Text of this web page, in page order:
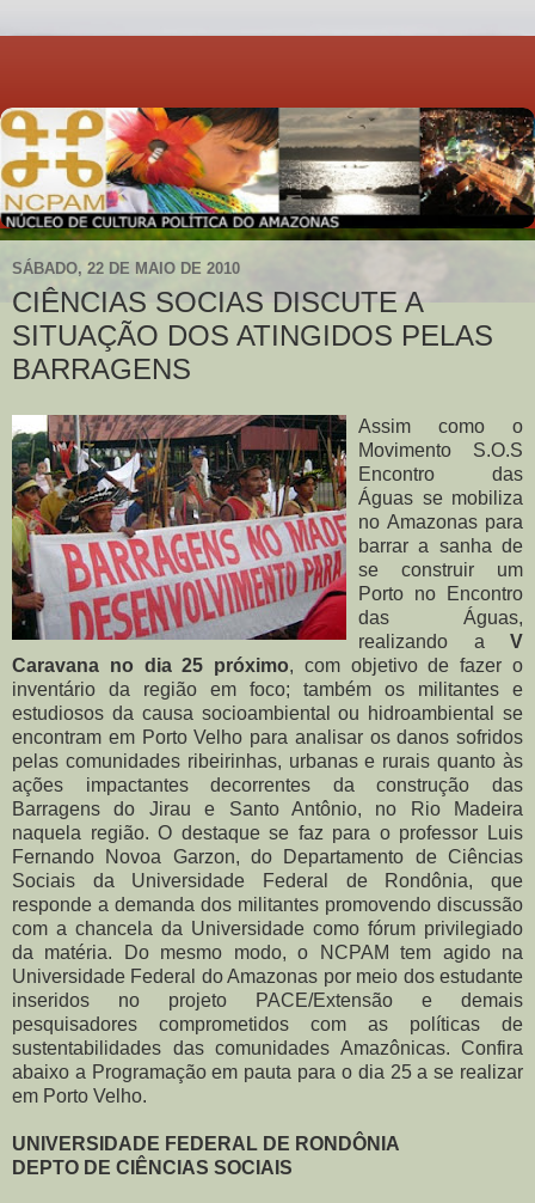
SÁBADO, 22 DE MAIO DE 2010
CIÊNCIAS SOCIAS DISCUTE A
SITUAÇÃO DOS ATINGIDOS PELAS
BARRAGENS
Assim como o
Movimento S.O.S
Encontro das
Águas se mobiliza
no Amazonas para
barrar a sanha de
se construir um
Porto no Encontro
das Águas,
realizando a V
Caravana no dia 25 próximo, com objetivo de fazer o
inventário da região em foco; também os militantes e
estudiosos da causa socioambiental ou hidroambiental se
encontram em Porto Velho para analisar os danos sofridos
pelas comunidades ribeirinhas, urbanas e rurais quanto às
ações impactantes decorrentes da construção das
Barragens do Jirau e Santo Antônio, no Rio Madeira
naquela região. O destaque se faz para o professor Luis
Fernando Novoa Garzon, do Departamento de Ciências
Sociais da Universidade Federal de Rondônia, que
responde a demanda dos militantes promovendo discussão
com a chancela da Universidade como fórum privilegiado
da matéria. Do mesmo modo, o NCPAM tem agido na
Universidade Federal do Amazonas por meio dos estudante
inseridos no projeto PACE/Extensão e demais
pesquisadores comprometidos com as políticas de
sustentabilidades das comunidades Amazônicas. Confira
abaixo a Programação em pauta para o dia 25 a se realizar
em Porto Velho.
UNIVERSIDADE FEDERAL DE RONDÔNIA
DEPTO DE CIÊNCIAS SOCIAIS